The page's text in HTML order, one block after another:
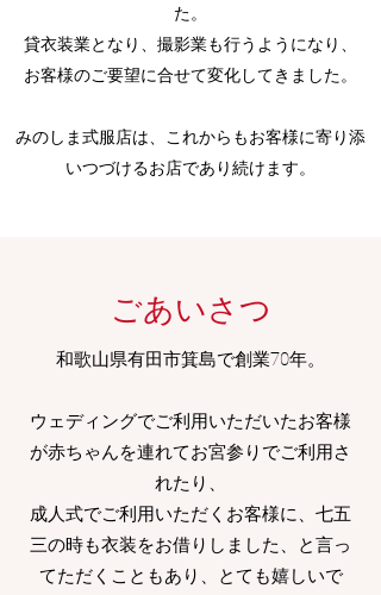
た。
貸衣装業となり、撮影業も行うようになり、
お客様のご要望に合せて変化してきました。
みのしま式服店は、これからもお客様に寄り添
いつづけるお店であり続けます。
ごあいさつ
和歌山県有田市箕島で創業70年。
ウェディングでご利用いただいたお客様
が赤ちゃんを連れてお宮参りでご利用さ
れたり、
成人式でご利用いただくお客様に、七五
三の時も衣装をお借りしました、と言っ
てただくこともあり、とても嬉しいで